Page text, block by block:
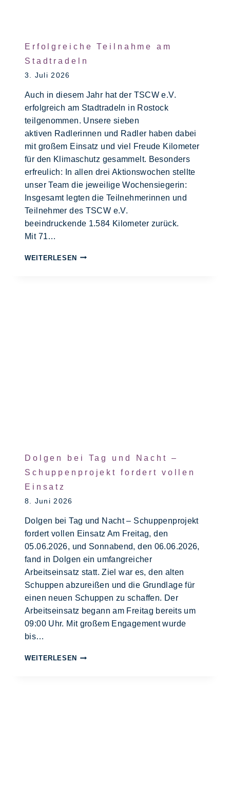
Erfolgreiche Teilnahme am
Stadtradeln
3. Juli 2026
Auch in diesem Jahr hat der TSCW e.V.
erfolgreich am Stadtradeln in Rostock
teilgenommen. Unsere sieben
aktiven Radlerinnen und Radler haben dabei
mit großem Einsatz und viel Freude Kilometer
für den Klimaschutz gesammelt. Besonders
erfreulich: In allen drei Aktionswochen stellte
unser Team die jeweilige Wochensiegerin:
Insgesamt legten die Teilnehmerinnen und
Teilnehmer des TSCW e.V.
beeindruckende 1.584 Kilometer zurück.
Mit 71…
WEITERLESEN
Dolgen bei Tag und Nacht –
Schuppenprojekt fordert vollen
Einsatz
8. Juni 2026
Dolgen bei Tag und Nacht – Schuppenprojekt
fordert vollen Einsatz Am Freitag, den
05.06.2026, und Sonnabend, den 06.06.2026,
fand in Dolgen ein umfangreicher
Arbeitseinsatz statt. Ziel war es, den alten
Schuppen abzureißen und die Grundlage für
einen neuen Schuppen zu schaffen. Der
Arbeitseinsatz begann am Freitag bereits um
09:00 Uhr. Mit großem Engagement wurde
bis…
WEITERLESEN